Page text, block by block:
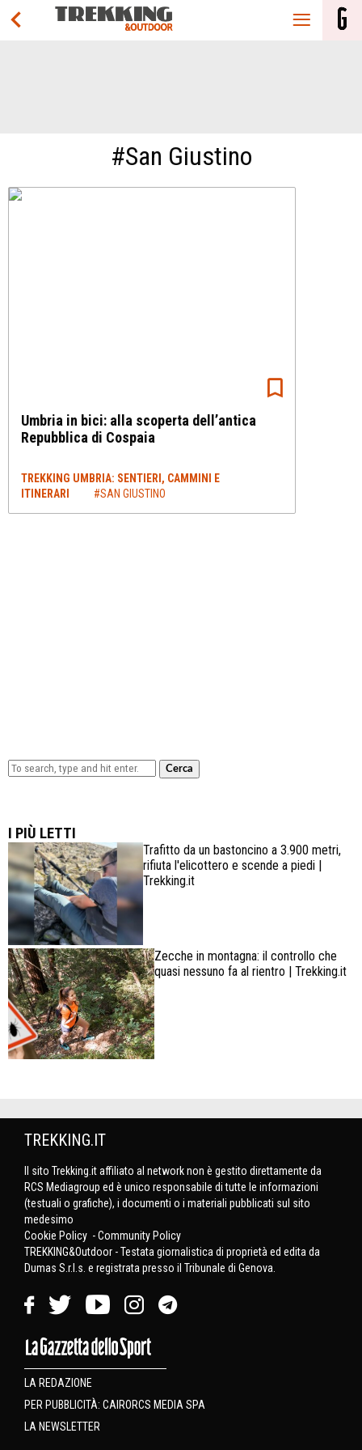
#San Giustino
Umbria in bici: alla scoperta dell’antica
Repubblica di Cospaia
TREKKING UMBRIA: SENTIERI, CAMMINI E
ITINERARI
#SAN GIUSTINO
Cerca
I PIÙ LETTI
Trafitto da un bastoncino a 3.900 metri,
rifiuta l'elicottero e scende a piedi |
Trekking.it
Zecche in montagna: il controllo che
quasi nessuno fa al rientro | Trekking.it
TREKKING.IT
Il sito Trekking.it affiliato al network non è gestito direttamente da
RCS Mediagroup ed è unico responsabile di tutte le informazioni
(testuali o grafiche), i documenti o i materiali pubblicati sul sito
medesimo
Cookie Policy -Community Policy
TREKKING&Outdoor - Testata giornalistica di proprietà ed edita da
Dumas S.r.l.s. e registrata presso il Tribunale di Genova.
LA REDAZIONE
PER PUBBLICITÀ: CAIRORCS MEDIA SPA
LA NEWSLETTER